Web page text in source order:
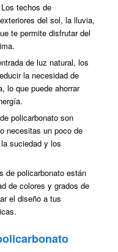
techos de
del sol, la lluvia,
te permite disfrutar del
de luz natural, los
la necesidad de
lo que puede ahorrar
policarbonato son
necesitas un poco de
suciedad y los
de policarbonato están
de colores y grados de
el diseño a tus